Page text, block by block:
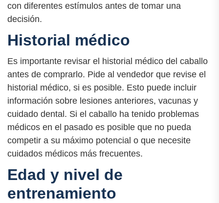
con diferentes estímulos antes de tomar una
decisión.
Historial médico
Es importante revisar el historial médico del caballo
antes de comprarlo. Pide al vendedor que revise el
historial médico, si es posible. Esto puede incluir
información sobre lesiones anteriores, vacunas y
cuidado dental. Si el caballo ha tenido problemas
médicos en el pasado es posible que no pueda
competir a su máximo potencial o que necesite
cuidados médicos más frecuentes.
Edad y nivel de
entrenamiento